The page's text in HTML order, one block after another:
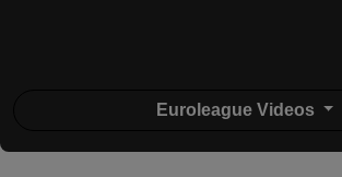
Euroleague Videos